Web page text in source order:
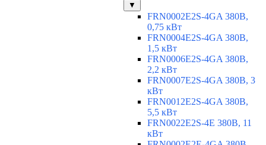
▼
FRN0002E2S-4GA 380В,
0,75 кВт
FRN0004E2S-4GA 380В,
1,5 кВт
FRN0006E2S-4GA 380В,
2,2 кВт
FRN0007E2S-4GA 380В, 3
кВт
FRN0012E2S-4GA 380В,
5,5 кВт
FRN0022E2S-4E 380В, 11
кВт